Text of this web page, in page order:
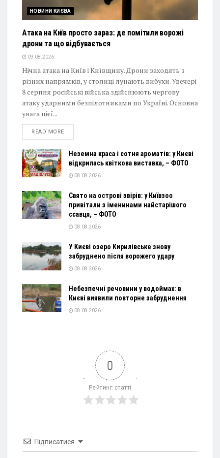
НОВИНИ КИЄВА
Атака на Київ просто зараз: де помітили ворожі
дрони та що відбувається
09.08.2026
Нічна атака на Київ і Київщину. Дрони заходять з
різних напрямків, у столиці лунають вибухи. Увечері
8 серпня російські війська здійснюють чергову
атаку ударними безпілотниками по Україні. Основна
увага цієї...
READ MOREDETAILS
Неземна краса і сотня ароматів: у Києві
відкрилась квіткова виставка, – ФОТО
08.08.2026
Свято на острові звірів: у Київзоо
привітали з іменинами найстарішого
ссавця, – ФОТО
08.08.2026
У Києві озеро Кирилівське знову
забруднено після ворожего удару
08.08.2026
Небезпечні речовини у водоймах: в
Києві виявили повторне забруднення
08.08.2026
0
Рейтинг статті
Підписатися